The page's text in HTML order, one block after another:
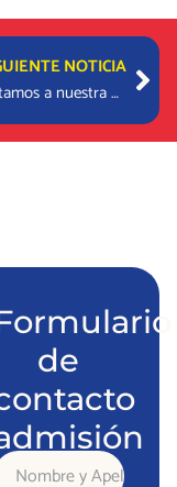
NOTICIA
Te presentamos a nuestra nueva Protagonista Antonia Rojas
de